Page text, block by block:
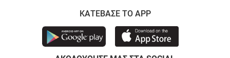
ΚΑΤΕΒΑΣΕ ΤΟ APP